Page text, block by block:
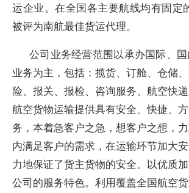
运企业。在全国各主要航线均有固定
被评为南航最佳货运代理。
公司业务经营范围以承办国际、
业务为主，包括：揽货、订舱、仓储
险、报关、报检、咨询服务、航空快
航空货物运输提供具有安全、快捷、
务，本着急客户之急，想客户之想，
内满足客户的需求，在运输环节加大
力地保证了货主货物的安全。以优质
公司的服务特色。利用覆盖全国航空